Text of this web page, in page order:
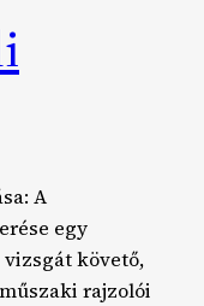
A
egy
követő,
rajzolói